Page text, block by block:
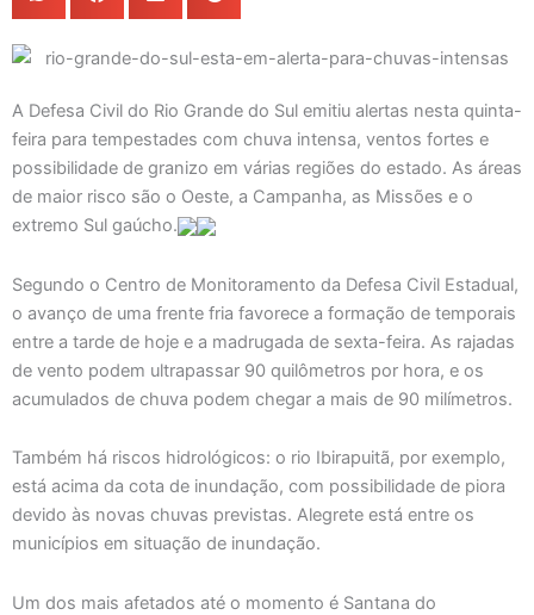
A Defesa Civil do Rio Grande do Sul emitiu alertas nesta quinta-
feira para tempestades com chuva intensa, ventos fortes e
possibilidade de granizo em várias regiões do estado. As áreas
de maior risco são o Oeste, a Campanha, as Missões e o
extremo Sul gaúcho.
Segundo o Centro de Monitoramento da Defesa Civil Estadual,
o avanço de uma frente fria favorece a formação de temporais
entre a tarde de hoje e a madrugada de sexta-feira. As rajadas
de vento podem ultrapassar 90 quilômetros por hora, e os
acumulados de chuva podem chegar a mais de 90 milímetros.
Também há riscos hidrológicos: o rio Ibirapuitã, por exemplo,
está acima da cota de inundação, com possibilidade de piora
devido às novas chuvas previstas. Alegrete está entre os
municípios em situação de inundação.
Um dos mais afetados até o momento é Santana do